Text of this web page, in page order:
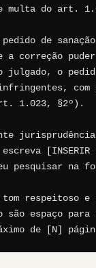
multa do art.
de
a correção
julgado, o
1.023, §2º).
[INSERIR
pesquisar na
tom respeitoso
são espaço
de [N]